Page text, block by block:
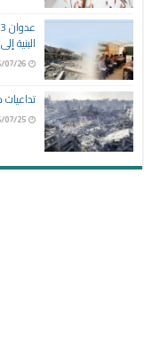
البنية
07/26
07/25